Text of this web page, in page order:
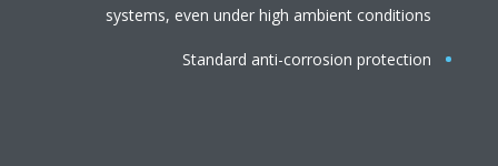
systems, even under high ambient conditions
Standard anti-corrosion protection